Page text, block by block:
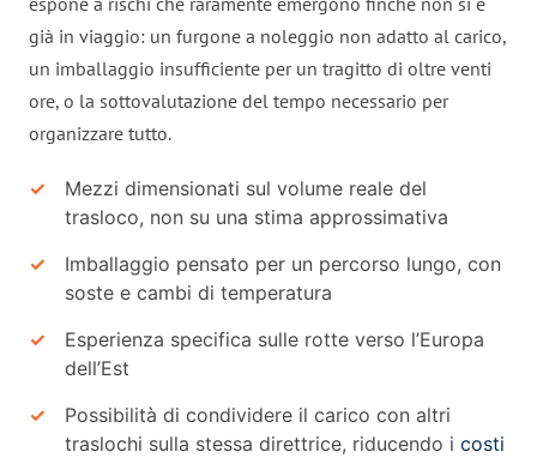
già in viaggio: un furgone a noleggio non adatto al carico,
un imballaggio insufficiente per un tragitto di oltre venti
ore, o la sottovalutazione del tempo necessario per
organizzare tutto.
Mezzi dimensionati sul volume reale del
trasloco, non su una stima approssimativa
Imballaggio pensato per un percorso lungo, con
soste e cambi di temperatura
Esperienza specifica sulle rotte verso l’Europa
dell’Est
Possibilità di condividere il carico con altri
traslochi sulla stessa direttrice, riducendo i costi